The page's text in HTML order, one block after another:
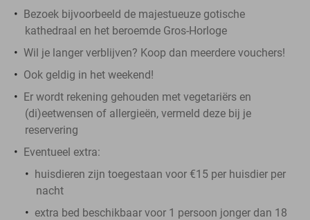
Bezoek bijvoorbeeld de majestueuze gotische
kathedraal en het beroemde Gros-Horloge
Wil je langer verblijven? Koop dan meerdere vouchers!
Ook geldig in het weekend!
Er wordt rekening gehouden met vegetariërs en
(di)eetwensen of allergieën, vermeld deze bij je
reservering
Eventueel extra:
huisdieren zijn toegestaan voor €15 per huisdier per
nacht
extra bed beschikbaar voor 1 persoon jonger dan 18